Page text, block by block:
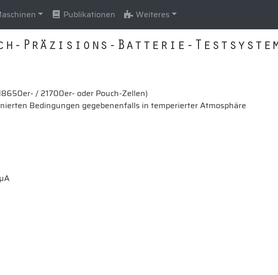
Publikationen Weiteres
Präzisions-Batterie-
/ 21700er- oder Pouch-Zellen)
Bedingungen gegebenenfalls in temperierter Atmosphäre